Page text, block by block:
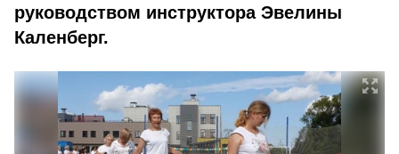
руководством инструктора Эвелины
Каленберг.